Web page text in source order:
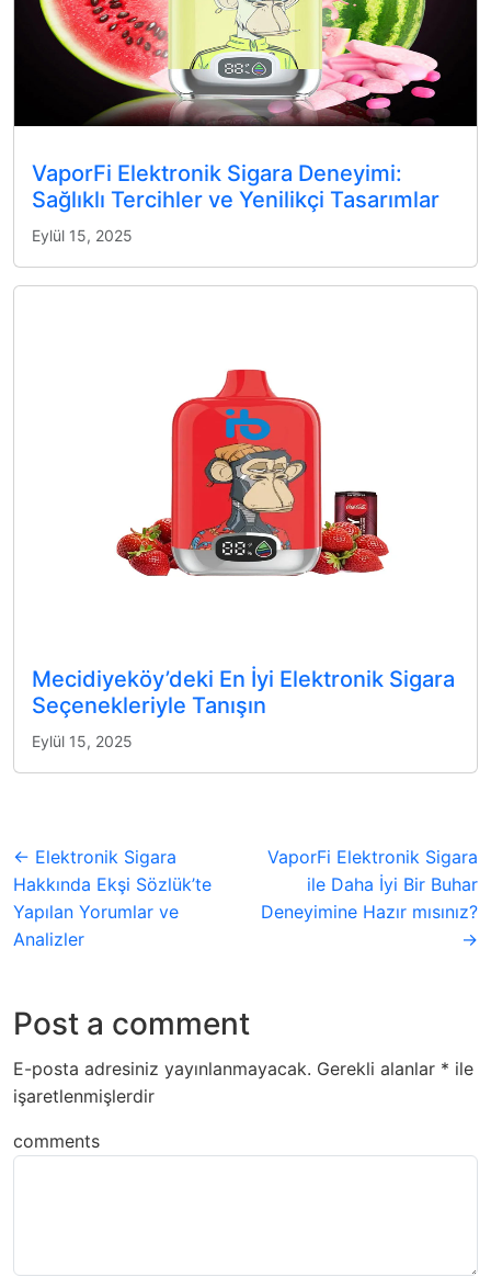
VaporFi Elektronik Sigara Deneyimi:
Sağlıklı Tercihler ve Yenilikçi Tasarımlar
Eylül 15, 2025
Mecidiyeköy’deki En İyi Elektronik Sigara
Seçenekleriyle Tanışın
Eylül 15, 2025
← Elektronik Sigara
Hakkında Ekşi Sözlük’te
Yapılan Yorumlar ve
Analizler
VaporFi Elektronik Sigara
ile Daha İyi Bir Buhar
Deneyimine Hazır mısınız?
→
Post a comment
E-posta adresiniz yayınlanmayacak. Gerekli alanlar * ile
işaretlenmişlerdir
comments